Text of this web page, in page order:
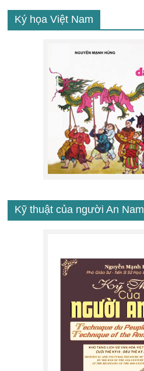
Ký họa Việt Nam
Kỹ thuật của người An Nam